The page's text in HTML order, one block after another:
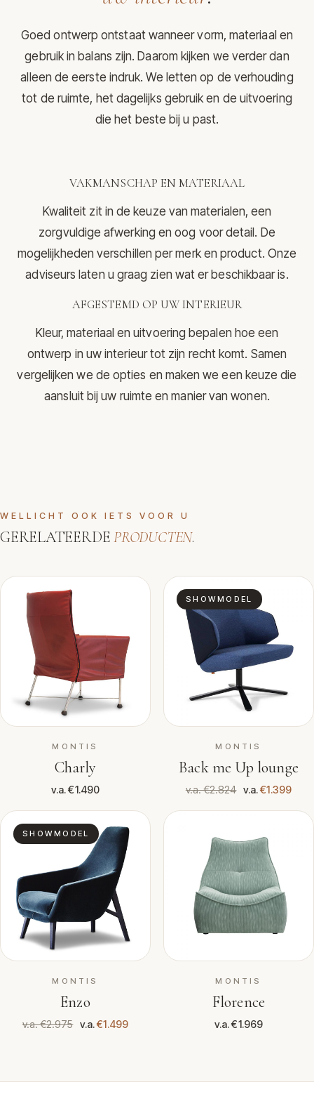
Goed ontwerp ontstaat wanneer vorm, materiaal en
gebruik in balans zijn. Daarom kijken we verder dan
alleen de eerste indruk. We letten op de verhouding
tot de ruimte, het dagelijks gebruik en de uitvoering
die het beste bij u past.
VAKMANSCHAP EN MATERIAAL
Kwaliteit zit in de keuze van materialen, een
zorgvuldige afwerking en oog voor detail. De
mogelijkheden verschillen per merk en product. Onze
adviseurs laten u graag zien wat er beschikbaar is.
AFGESTEMD OP UW INTERIEUR
Kleur, materiaal en uitvoering bepalen hoe een
ontwerp in uw interieur tot zijn recht komt. Samen
vergelijken we de opties en maken we een keuze die
aansluit bij uw ruimte en manier van wonen.
WELLICHT OOK IETS VOOR U
GERELATEERDEPRODUCTEN.
MONTIS
Charly
v.a. €1.490
SHOWMODEL
MONTIS
Back me Up lounge
v.a. €2.824 v.a.€1.399
SHOWMODEL
MONTIS
Enzo
v.a. €2.975 v.a.€1.499
MONTIS
Florence
v.a. €1.969